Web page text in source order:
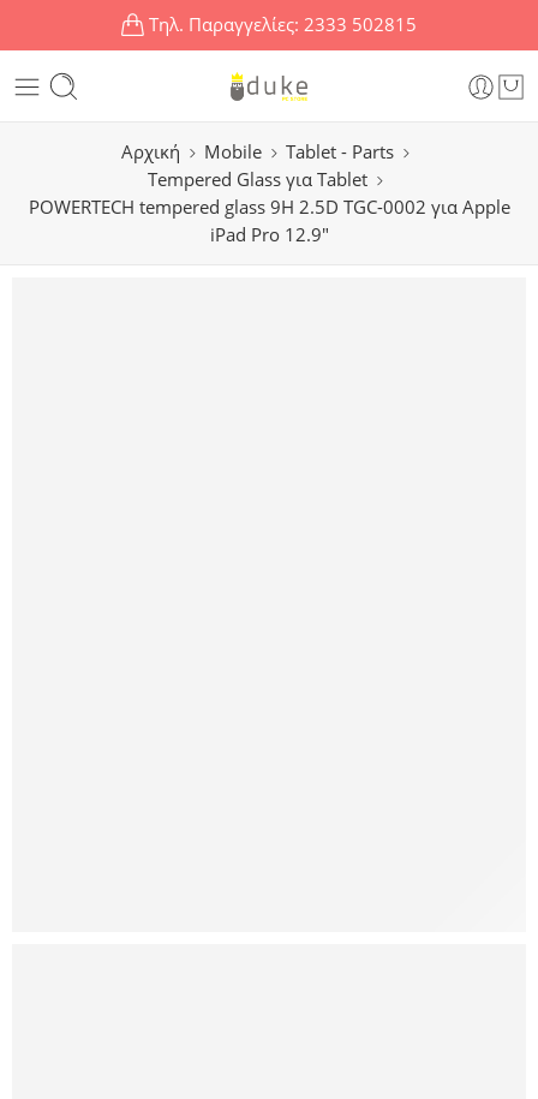
Τηλ. Παραγγελίες: 2333 502815
Αρχική Mobile
Tablet - Parts
Tempered Glass για Tablet
POWERTECH tempered glass 9H 2.5D TGC-0002 για Apple
iPad Pro 12.9″